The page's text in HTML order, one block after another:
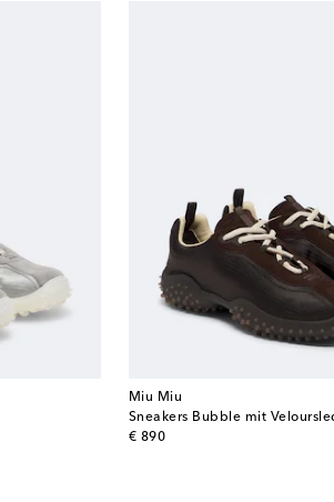
Miu Miu
Sneakers Bubble mit
€ 890
original price